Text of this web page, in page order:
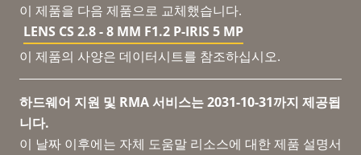
이 제품을 다음 제품으로 교체했습니다.
LENS CS 2.8 - 8 MM F1.2 P-IRIS 5 MP
이 제품의 사양은 데이터시트를 참조하십시오.
하드웨어 지원 및 RMA 서비스는 2031-10-31까지 제공됩
니다.
이 날짜 이후에는 자체 도움말 리소스에 대한 제품 설명서